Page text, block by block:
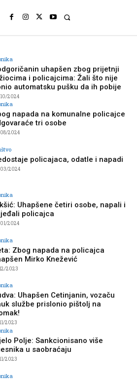
uhapšen zbog prijetnji
i policajcima: Žali što nije
automatsku pušku da ih pobije
2024
napada na komunalne policajce
tri osobe
2024
policajaca, odatle i napadi
2024
Uhapšene četiri osobe, napali i
policajca
2024
Zbog napada na policajca
Mirko Knežević
2023
Uhapšen Cetinjanin, vozaču
službe prislonio pištolj na
2023
Polje: Sankcionisano više
u saobraćaju
2023